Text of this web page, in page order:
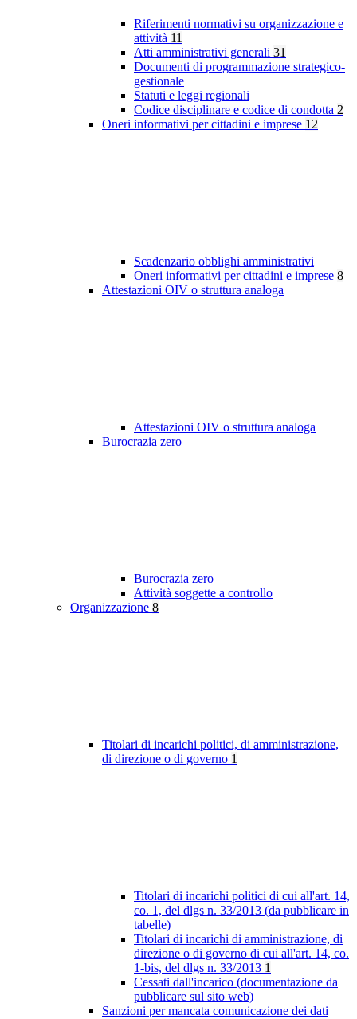
Riferimenti normativi su organizzazione e
attività 11
Atti amministrativi generali 31
Documenti di programmazione strategico-
gestionale
Statuti e leggi regionali
Codice disciplinare e codice di condotta 2
Oneri informativi per cittadini e imprese 12
Scadenzario obblighi amministrativi
Oneri informativi per cittadini e imprese 8
Attestazioni OIV o struttura analoga
Attestazioni OIV o struttura analoga
Burocrazia zero
Burocrazia zero
Attività soggette a controllo
Organizzazione 8
Titolari di incarichi politici, di amministrazione,
di direzione o di governo 1
Titolari di incarichi politici di cui all'art. 14,
co. 1, del dlgs n. 33/2013 (da pubblicare in
tabelle)
Titolari di incarichi di amministrazione, di
direzione o di governo di cui all'art. 14, co.
1-bis, del dlgs n. 33/2013 1
Cessati dall'incarico (documentazione da
pubblicare sul sito web)
Sanzioni per mancata comunicazione dei dati